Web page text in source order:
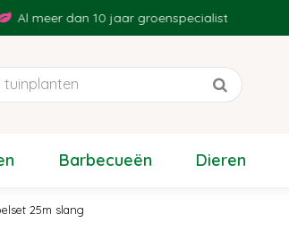
25m slang
meer dan 10 jaar groenspecialist
Barbecueën Dieren